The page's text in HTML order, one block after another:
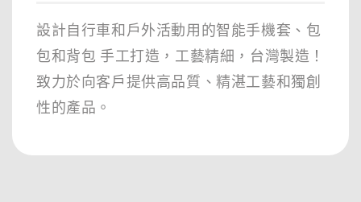
設計自行車和戶外活動用的智能手機套、包
包和背包 手工打造，工藝精細，台灣製造！
致力於向客戶提供高品質、精湛工藝和獨創
性的產品。